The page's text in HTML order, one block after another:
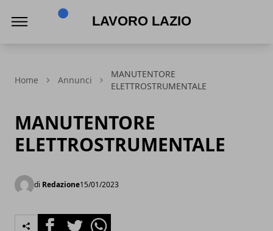
Home Annunci
MANUTENTORE
ELETTROSTRUMENTALE
MANUTENTORE
ELETTROSTRUMENTALE
di Redazione15/01/2023
FacebookTwitterWhatsapp